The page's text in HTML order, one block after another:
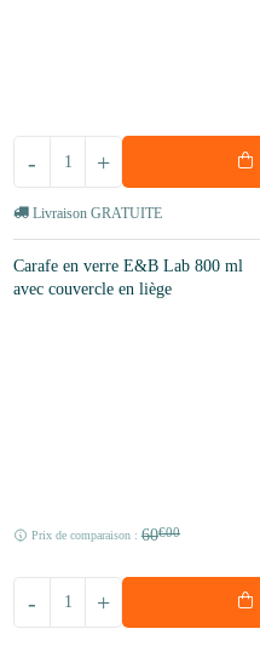
+
-
Livraison GRATUITE
Carafe en verre E&B Lab 800 ml
avec couvercle en liège
Prix de comparaison : 60€00
+
-